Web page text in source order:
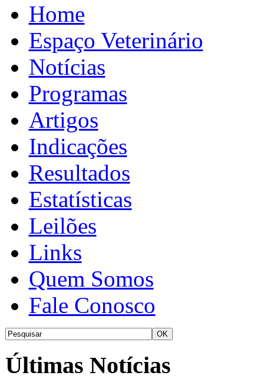
Home
Espaço Veterinário
Notícias
Programas
Artigos
Indicações
Resultados
Estatísticas
Leilões
Links
Quem Somos
Fale Conosco
Últimas Notícias